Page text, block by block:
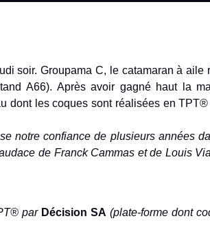
soir. Groupama C, le catamaran à aile
A66). Après avoir gagné haut la
dont les coques sont réalisées en
notre confiance de plusieurs années
de Franck Cammas et de Louis
par Décision SA (plate-forme dont